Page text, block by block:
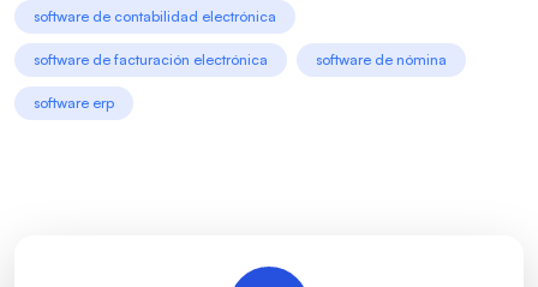
software de contabilidad electrónica
software de facturación electrónica software de nómina
software erp